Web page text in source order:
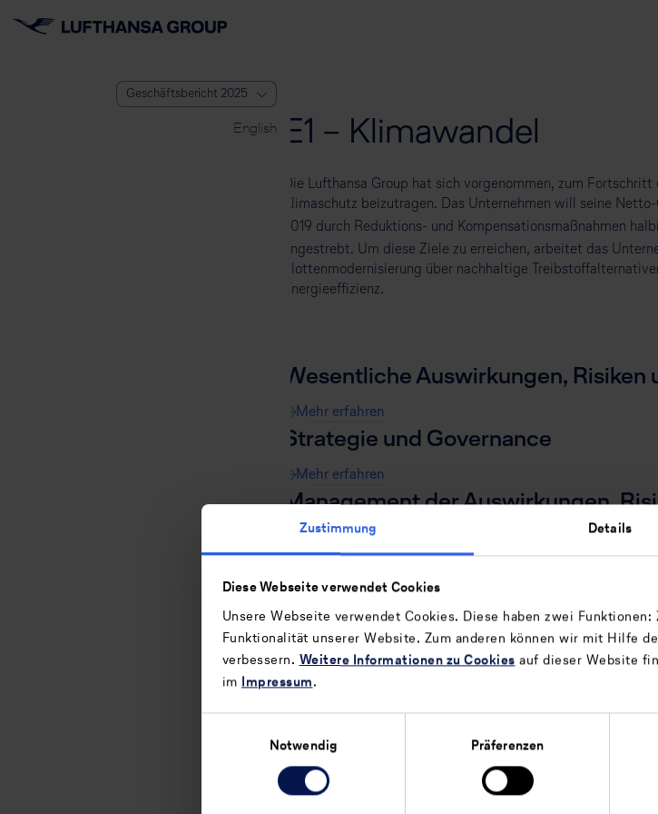
Zustimmung Details
Diese Webseite verwendet Cookies
Unsere Webseite verwendet Cookies. Diese haben zwei
Funktionalität unserer Website. Zum anderen können wir mit Hilfe
verbessern. Weitere Informationen zu Cookies auf dieser Website
im Impressum.
Notwendig
Präferenzen
Geschäftsbericht 2025
English E1 – Klimawandel
Die Lufthansa Group hat sich vorgenommen, zum
Klimaschutz beizutragen. Das Unternehmen will seine
2019 durch Reduktions- und Kompensationsmaßnahmen
angestrebt. Um diese Ziele zu erreichen, arbeitet das
Flottenmodernisierung über nachhaltige
Energieeffizienz.
Wesentliche Auswirkungen,
Mehr erfahren
Strategie und Governance
Mehr erfahren
Management der Auswirkungen,
Mehr erfahren
Zurück